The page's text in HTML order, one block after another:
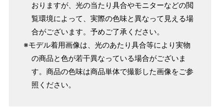
パターンオーダー（弊社規定のS～LLサイズより、身長・
ヒップを目安にサイズをお選びいただく）
マイサイズでお仕立て（お客様の希望サイズでお仕立て）
店舗で採寸（お近くの店舗でスタッフが採寸）
おりますが、光の当たり具合やモニターなどの閲
覧環境によって、実際の色味と異なって見える場
合がございます。予めご了承ください。
※モデル着用画像は、光のあたり具合等により実物
の商品と色が若干異なっている場合がございま
す。商品の色味は商品単体で撮影した画像をご参
照ください。